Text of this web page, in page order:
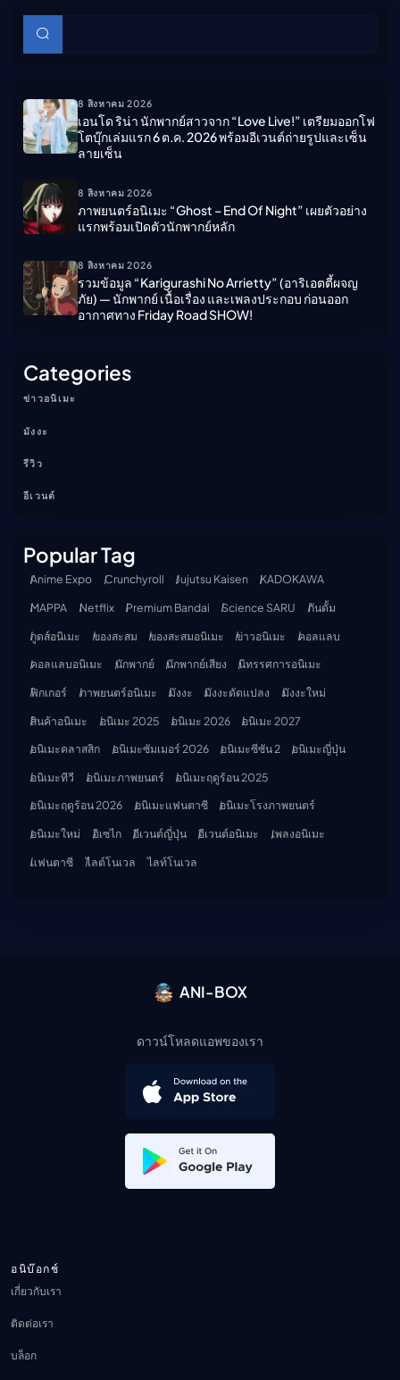
บทความย่อย
8 สิงหาคม 2026
เอนโด ริน่า นักพากย์สาวจาก “Love Live!” เตรียมออกโฟ
โตบุ๊กเล่มแรก 6 ต.ค. 2026 พร้อมอีเวนต์ถ่ายรูปและเซ็น
ลายเซ็น
8 สิงหาคม 2026
ภาพยนตร์อนิเมะ “ghost – End Of Night” เผยตัวอย่าง
แรกพร้อมเปิดตัวนักพากย์หลัก
8 สิงหาคม 2026
รวมข้อมูล “Karigurashi No Arrietty” (อาริเอตตี้ผจญ
ภัย) — นักพากย์ เนื้อเรื่อง และเพลงประกอบ ก่อนออก
อากาศทาง Friday Road SHOW!
Categories
ข่าวอนิเมะ
มังงะ
รีวิว
อีเวนต์
Popular Tag
Anime Expo Crunchyroll Jujutsu Kaisen
KADOKAWA
MAPPA
Netflix Premium Bandai Science SARU
กันดั้ม
กูดส์อนิเมะ
ของสะสม ของสะสมอนิเมะ ข่าวอนิเมะ
คอลแลบ
คอลแลบอนิเมะ
นักพากย์ นักพากย์เสียง
นิทรรศการอนิเมะ
ฟิกเกอร์
ภาพยนตร์อนิเมะ มังงะ มังงะดัดแปลง
มังงะใหม่
สินค้าอนิเมะ
อนิเมะ 2025 อนิเมะ 2026
อนิเมะ 2027
อนิเมะคลาสสิก
อนิเมะซัมเมอร์ 2026 อนิเมะซีซัน 2
อนิเมะญี่ปุ่น
อนิเมะทีวี
อนิเมะภาพยนตร์
อนิเมะฤดูร้อน 2025
อนิเมะฤดูร้อน 2026
อนิเมะแฟนตาซี
อนิเมะโรงภาพยนตร์
อนิเมะใหม่
อิเซไก อีเวนต์ญี่ปุ่น อีเวนต์อนิเมะ
เพลงอนิเมะ
แฟนตาซี
ไลต์โนเวล ไลท์โนเวล
ANI-BOX
ดาวน์โหลดแอพของเรา
อนิบ๊อกช์
เกี่ยวกับเรา
ติดต่อเรา
บล็อก